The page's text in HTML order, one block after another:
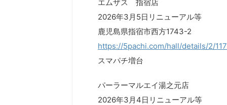
エムザス 指宿店
2026年3月5日リニューアル等
鹿児島県指宿市西方1743-2
https://5pachi.com/hall/details/2/
スマパチ増台
パーラーマルエイ湯之元店
2026年3月4日リニューアル等